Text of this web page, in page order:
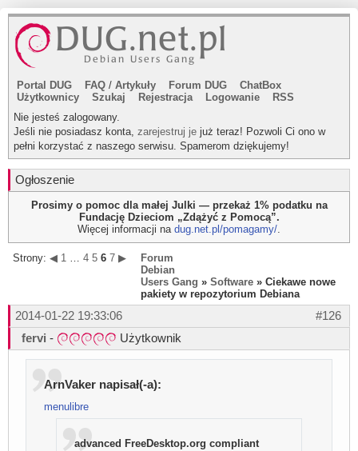
Portal DUG FAQ / Artykuły Forum DUG
ChatBox
Użytkownicy
Szukaj Rejestracja Logowanie
RSS
Nie jesteś zalogowany.
Jeśli nie posiadasz konta, zarejestruj je już teraz! Pozwoli Ci ono w
pełni korzystać z naszego serwisu. Spamerom dziękujemy!
Ogłoszenie
Prosimy o pomoc dla małej Julki — przekaż 1% podatku na
Fundację Dzieciom „Zdążyć z Pomocą”.
Więcej informacji na dug.net.pl/pomagamy/.
Strony: ◀ 1 … 4 5 6 7 ▶
Forum
Debian
Users Gang » Software » Ciekawe nowe
pakiety w repozytorium Debiana
#126
2014-01-22 19:33:06
fervi - Użytkownik
ArnVaker napisał(-a):
menulibre
advanced FreeDesktop.org compliant